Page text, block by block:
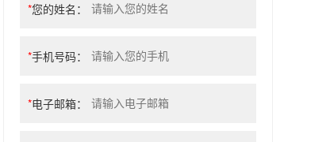
*您的姓名：
*手机号码：
*电子邮箱：